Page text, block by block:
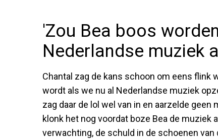
'Zou Bea boos
Nederlandse muziek
Chantal zag de kans schoon om eens flink
wordt als we nu al Nederlandse muziek
zag daar de lol wel van in en aarzelde
klonk het nog voordat boze Bea de muziek
verwachting, de schuld in de schoenen